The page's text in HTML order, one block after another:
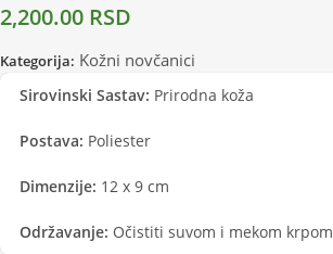
2,200.00 RSD
Kategorija: Kožni novčanici
Sirovinski Sastav: Prirodna koža
Postava: Poliester
Dimenzije: 12 x 9 cm
Održavanje: Očistiti suvom i mekom krpom